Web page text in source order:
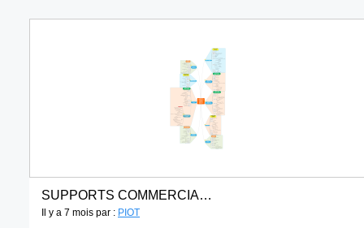
SUPPORTS COMMERCIAUX EXERCICE 2026-2027 - PREMIER SEMESTRE
Il y a 7 mois par : PIOT